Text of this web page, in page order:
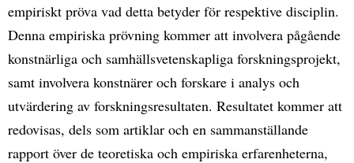
empiriskt pröva vad detta betyder för respektive disciplin.
Denna empiriska prövning kommer att involvera pågående
konstnärliga och samhällsvetenskapliga forskningsprojekt,
samt involvera konstnärer och forskare i analys och
utvärdering av forskningsresultaten. Resultatet kommer att
redovisas, dels som artiklar och en sammanställande
rapport över de teoretiska och empiriska erfarenheterna,